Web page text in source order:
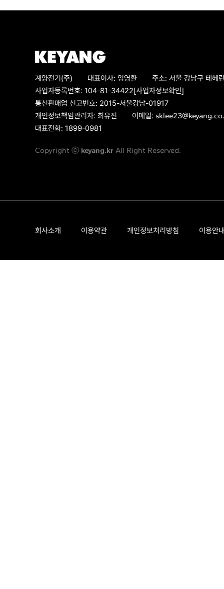
계양전기(주) 대표이사: 임영환 주소: 서울 강남구 테헤
사업자등록번호: 104-81-34422[사업자정보확인]
통신판매업 신고번호: 2015-서울강남-01917
개인정보책임관리자: 최유진 이메일:
대표전화: 1899-0981
Copyright ⓒ keyang.kr All Right Reserved.
회사소개 이용약관 개인정보처리방침 이용안